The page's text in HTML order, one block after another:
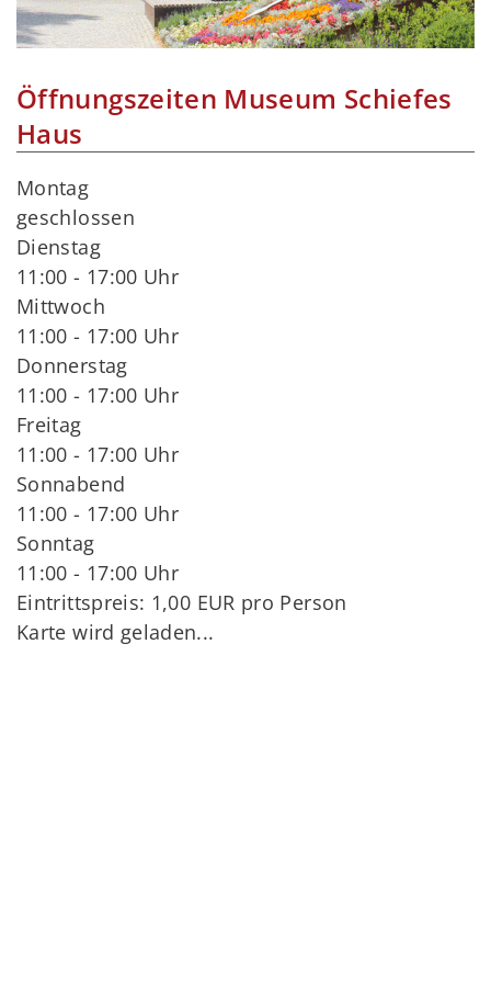
Öffnungszeiten Museum Schiefes
Haus
Montag
geschlossen
Dienstag
11:00 - 17:00 Uhr
Mittwoch
11:00 - 17:00 Uhr
Donnerstag
11:00 - 17:00 Uhr
Freitag
11:00 - 17:00 Uhr
Sonnabend
11:00 - 17:00 Uhr
Sonntag
11:00 - 17:00 Uhr
Eintrittspreis: 1,00 EUR pro Person
Karte wird geladen...